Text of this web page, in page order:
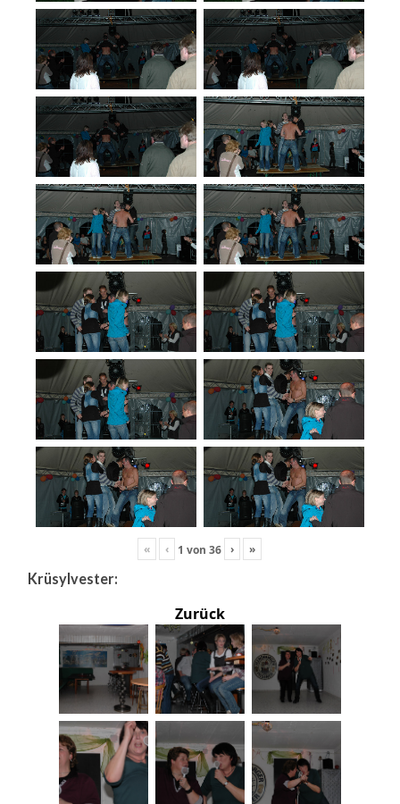
« ‹ 1 von36 › »
Krüsylvester:
Zurück